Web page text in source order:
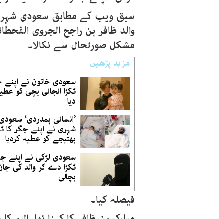
سبق ویب کے مطابق سعودی شہری
مشکل صورتحال سے نکالا۔
مزید پڑھیں
سعودی خاتون نے اپنے
ٹکڑا انجانی بچی کو
دیا
’انسانی ہمدردی‘
شہری نے اپنے جگر کا
بھتیجے کو عطیہ کردیا
سعودی لڑکی نے اپنے
ٹکڑا دے کر والد کی
بچالی
فیصلہ کیا۔